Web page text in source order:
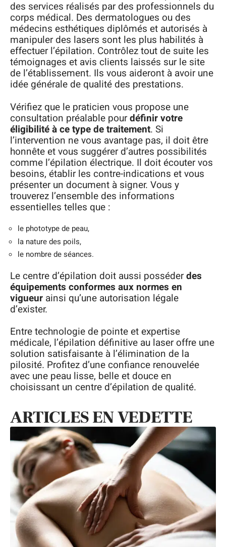
des services réalisés par des professionnels du
corps médical. Des dermatologues ou des
médecins esthétiques diplômés et autorisés à
manipuler des lasers sont les plus habilités à
effectuer l’épilation. Contrôlez tout de suite les
témoignages et avis clients laissés sur le site
de l’établissement. Ils vous aideront à avoir une
idée générale de qualité des prestations.
Vérifiez que le praticien vous propose une
consultation préalable pourdéfinir votre
éligibilité à ce type de traitement. Si
l’intervention ne vous avantage pas, il doit être
honnête et vous suggérer d’autres possibilités
comme l’épilation électrique. Il doit écouter vos
besoins, établir les contre-indications et vous
présenter un document à signer. Vous y
trouverez l’ensemble des informations
essentielles telles que :
le phototype de peau,
la nature des poils,
le nombre de séances.
Le centre d’épilation doit aussi posséderdes
équipements conformes aux normes en
vigueur ainsi qu’une autorisation légale
d’exister.
Entre technologie de pointe et expertise
médicale, l’épilation définitive au laser offre une
solution satisfaisante à l’élimination de la
pilosité. Profitez d’une confiance renouvelée
avec une peau lisse, belle et douce en
choisissant un centre d’épilation de qualité.
ARTICLES EN VEDETTE